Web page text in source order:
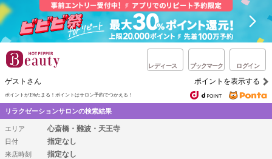
レディース ブックマーク ログイン
ゲストさん ポイントを表示する
ポイントが1%たまる！ ポイントはサロン予約でつかえる！
リラクゼーションサロンの検索結果
エリア 心斎橋・難波・天王寺
日付 指定なし
来店時刻 指定なし